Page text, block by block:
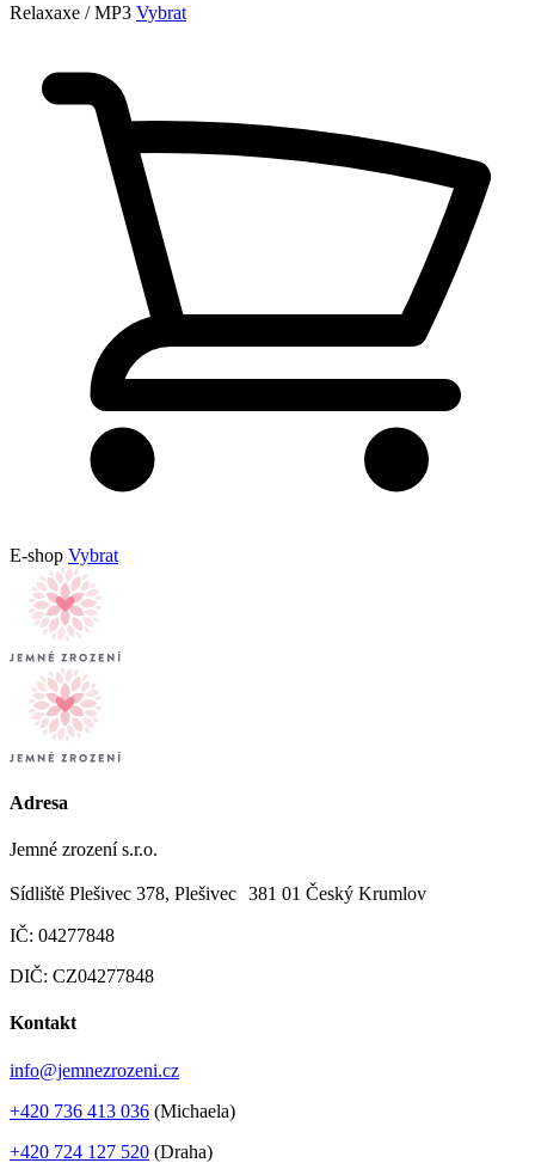
Relaxaxe / MP3 Vybrat
E-shop Vybrat
Adresa
Jemné zrození s.r.o.
Sídliště Plešivec 378, Plešivec 381 01 Český Krumlov
IČ: 04277848
DIČ: CZ04277848
Kontakt
info@jemnezrozeni.cz
+420 736 413 036 (Michaela)
+420 724 127 520 (Draha)